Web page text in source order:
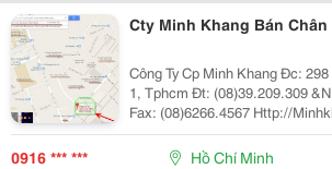
Cty Minh Khang Bán
Công Ty Cp Minh Khang Đc: 298 Trần Hưng Đạo, Quận
1, Tphcm Đt: (08)39.209.309 &Ndash; (08)6266.4567 |
Fax: (08)6266.4567 Http://Minhkhangjsc.com Hoặc
Http://Minhkhangjsc.com.vn Nhanh + Hiệu Quả Cty Cp
Minh Khang Kinh Doanh, Dịch
0916 *** *** Hồ Chí Minh